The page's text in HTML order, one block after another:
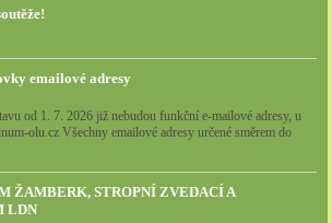
emailové adresy
od 1. 7. 2026 již nebudou funkční e-mailové adresy, u
olu.cz Všechny emailové adresy určené směrem do
ŽAMBERK, STROPNÍ ZVEDACÍ A
LDN